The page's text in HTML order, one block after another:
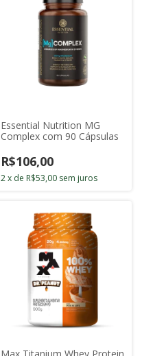
Essential Nutrition MG
Complex com 90 Cápsulas
R$106,00
2 x de R$53,00 sem juros